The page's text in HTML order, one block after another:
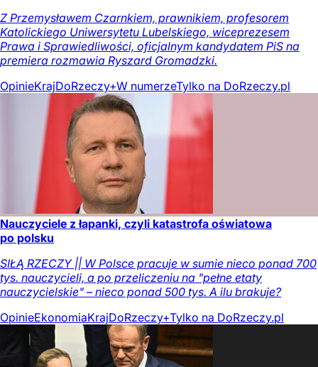
Z Przemysławem Czarnkiem, prawnikiem, profesorem
Katolickiego Uniwersytetu Lubelskiego, wiceprezesem
Prawa i Sprawiedliwości, oficjalnym kandydatem PiS na
premiera rozmawia Ryszard Gromadzki.
OpinieKrajDoRzeczy+W numerzeTylko na DoRzeczy.pl
Nauczyciele z łapanki, czyli katastrofa oświatowa
po polsku
SIŁĄ RZECZY || W Polsce pracuje w sumie nieco ponad 700
tys. nauczycieli, a po przeliczeniu na "pełne etaty
nauczycielskie" – nieco ponad 500 tys. A ilu brakuje?
OpinieEkonomiaKrajDoRzeczy+Tylko na DoRzeczy.pl